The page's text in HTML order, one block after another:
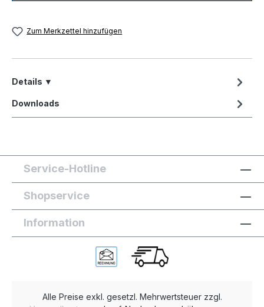
Zum Merkzettel hinzufügen
Details ▼
Downloads
Service-Hotline
Shopservice
Information
Alle Preise exkl. gesetzl. Mehrwertsteuer zzgl.